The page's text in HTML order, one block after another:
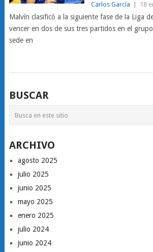
Carlos García 18
Malvín clasificó a la siguiente fase de la Liga
vencer en dos de sus tres partidos en el
sede en
BUSCAR
ARCHIVO
agosto 2025
julio 2025
junio 2025
mayo 2025
enero 2025
julio 2024
junio 2024